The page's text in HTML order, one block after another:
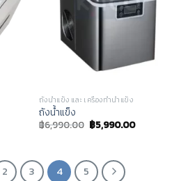
ถังน้ำแข็ง และ เครื่องทำน้ำแข็ง
ถังน้ำแข็ง
฿6,990.00 ฿5,990.00
2 3 4 5